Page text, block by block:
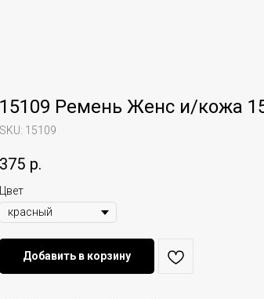
15109 Ремень Женс и/кожа
SKU: 15109
375 р.
Цвет
Добавить в корзину